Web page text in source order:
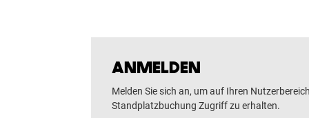
ANMELDEN
Melden Sie sich an, um auf Ihren
Standplatzbuchung Zugriff zu erhalten.